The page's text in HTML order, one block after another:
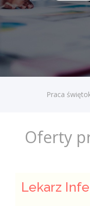
Praca
Oferty